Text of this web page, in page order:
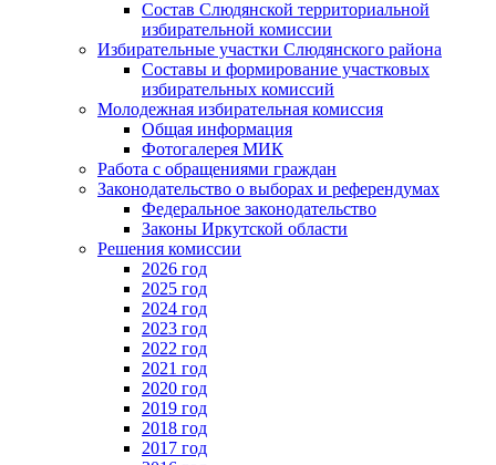
Состав Слюдянской территориальной
избирательной комиссии
Избирательные участки Слюдянского района
Составы и формирование участковых
избирательных комиссий
Молодежная избирательная комиссия
Общая информация
Фотогалерея МИК
Работа с обращениями граждан
Законодательство о выборах и референдумах
Федеральное законодательство
Законы Иркутской области
Решения комиссии
2026 год
2025 год
2024 год
2023 год
2022 год
2021 год
2020 год
2019 год
2018 год
2017 год